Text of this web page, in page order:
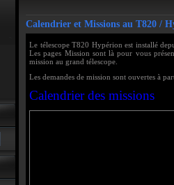
Calendrier et Missions au T820 /
Le télescope T820 Hypérion est installé
Les pages Mission sont là pour vous
mission au grand télescope.
Les demandes de mission sont ouvertes à
Calendrier des missions